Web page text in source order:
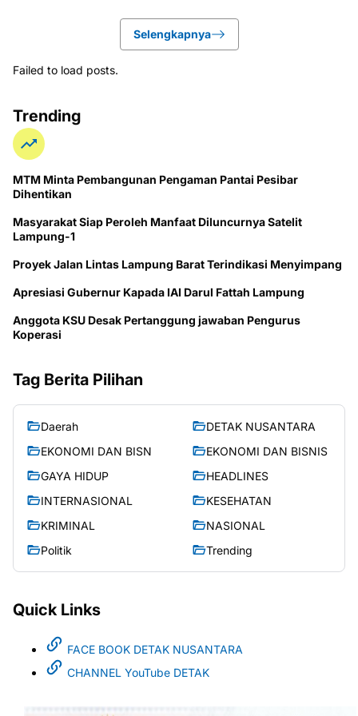
Selengkapnya
Failed to load posts.
Trending
MTM Minta Pembangunan Pengaman Pantai Pesibar
Dihentikan
Masyarakat Siap Peroleh Manfaat Diluncurnya Satelit
Lampung-1
Proyek Jalan Lintas Lampung Barat Terindikasi Menyimpang
Apresiasi Gubernur Kapada IAI Darul Fattah Lampung
Anggota KSU Desak Pertanggung jawaban Pengurus
Koperasi
Tag Berita Pilihan
Daerah
DETAK NUSANTARA
EKONOMI DAN BISN
EKONOMI DAN BISNIS
GAYA HIDUP
HEADLINES
INTERNASIONAL
KESEHATAN
KRIMINAL
NASIONAL
Politik
Trending
Quick Links
FACE BOOK DETAK NUSANTARA
CHANNEL YouTube DETAK